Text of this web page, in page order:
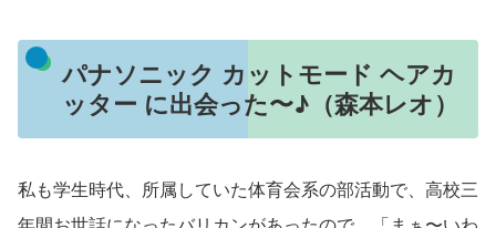
パナソニック カットモード ヘアカ
ッター に出会った〜♪（森本レオ）
私も学生時代、所属していた体育会系の部活動で、高校三